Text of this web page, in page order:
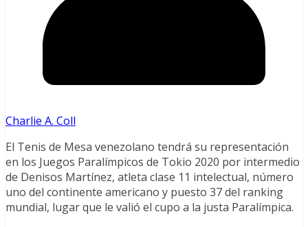
Charlie A. Coll
El Tenis de Mesa venezolano tendrá su representación
en los Juegos Paralímpicos de Tokio 2020 por intermedio
de Denisos Martínez, atleta clase 11 intelectual, número
uno del continente americano y puesto 37 del ranking
mundial, lugar que le valió el cupo a la justa Paralímpica.